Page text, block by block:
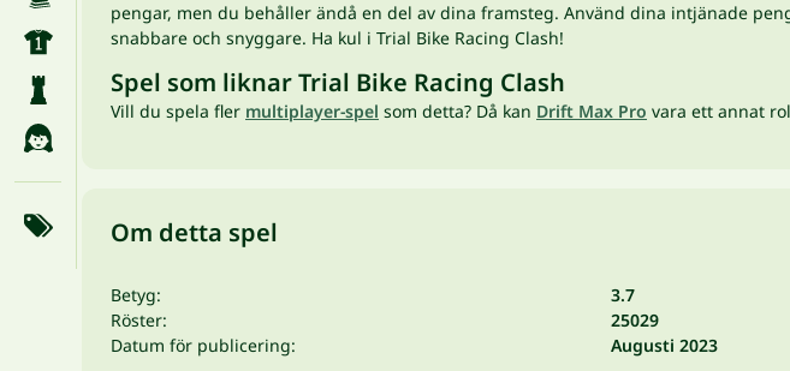
pengar, men du behåller ändå en del av dina framsteg. Använd dina intjänade
snabbare och snyggare. Ha kul i Trial Bike Racing Clash!
Spel som liknar Trial Bike Racing Clash
Vill du spela fler multiplayer-spel som detta? Då kan Drift Max Pro vara ett annat
Om detta spel
Betyg:
3.7
Röster:
25029
Datum för publicering:
Augusti 2023